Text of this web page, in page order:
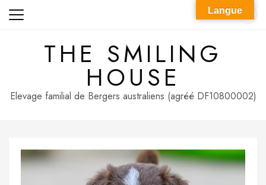
Skip
THE SMILING
HOUSE
Elevage familial de Bergers australiens (agréé DF10800002)
Langue